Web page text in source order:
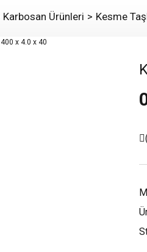
Karbosan Ürünleri Kesme